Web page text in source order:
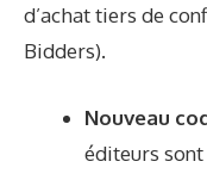
d’achat tiers de
Bidders).
Nouveau
éditeurs